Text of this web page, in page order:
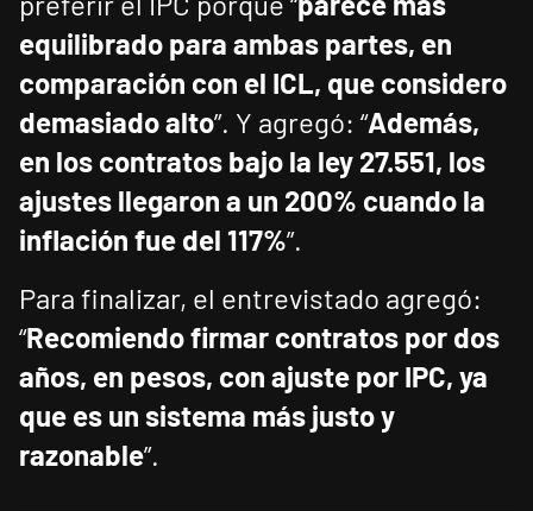
equilibrado para ambas partes, en
comparación con el ICL, que considero
demasiado alto”. Y agregó: “Además,
en los contratos bajo la ley 27.551, los
ajustes llegaron a un 200% cuando la
inflación fue del 117%”.
Para finalizar, el entrevistado agregó:
“Recomiendo firmar contratos por dos
años, en pesos, con ajuste por IPC, ya
que es un sistema más justo y
razonable”.